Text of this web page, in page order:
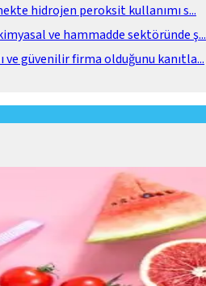
hidrojen peroksit kullanımı s...
ve hammadde sektöründe ş...
ve güvenilir firma olduğunu kanıtla...